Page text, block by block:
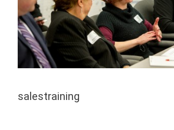
salestraining